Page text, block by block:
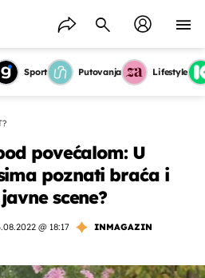
Sport Putovanja Lifestyle
povećalom: U
poznati braća i
scene?
@ 18:17
INMAGAZIN